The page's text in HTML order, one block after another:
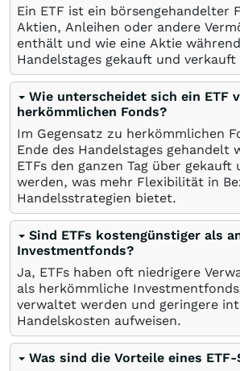
Ein ETF ist ein börsengehandelter
Aktien, Anleihen oder andere
enthält und wie eine Aktie
Handelstages gekauft und verkauft
Wie unterscheidet sich ein ETF
herkömmlichen Fonds?
Im Gegensatz zu herkömmlichen
Ende des Handelstages gehandelt
ETFs den ganzen Tag über gekauft
werden, was mehr Flexibilität in
Handelsstrategien bietet.
Sind ETFs kostengünstiger als
Investmentfonds?
Ja, ETFs haben oft niedrigere
als herkömmliche
verwaltet werden und geringere
Handelskosten aufweisen.
Was sind die Vorteile eines ETF-